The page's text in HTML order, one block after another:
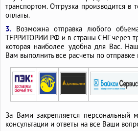
транспортом. Отгрузка производится в
оплаты.
3. Возможна отправка любого
ТЕРРИТОРИИ РФ и в страны СНГ через
которая наиболее удобна для Вас.
Вам выполнить все расчеты по
За Вами закрепляется персональный
консультации и ответы на все Ваши